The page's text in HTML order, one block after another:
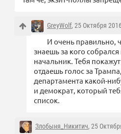
GreyWolf, 25 Октября
И очень правильно,
знаешь за кого
начальник. Тебя
отдаешь голос за
департамента какой-
и демократ, который
список.
Злобыня_Никитич, 25